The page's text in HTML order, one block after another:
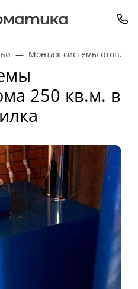
Монтаж системы
250 кв.м. в